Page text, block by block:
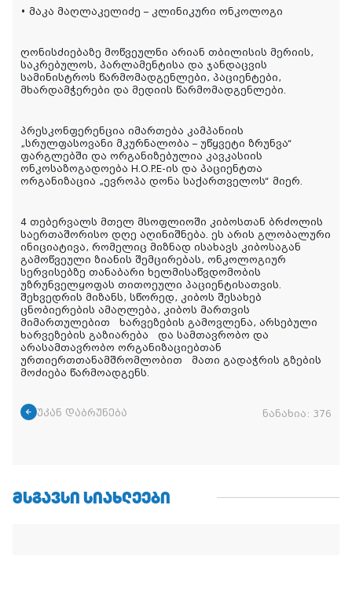
• მაკა მაღლაკელიძე – კლინიკური ონკოლოგი
ღონისძიებაზე მოწვეულნი არიან თბილისის მერიის,
საკრებულოს, პარლამენტისა და ჯანდაცვის
სამინისტროს წარმომადგენლები, პაციენტები,
მხარდამჭერები და მედიის წარმომადგენლები.
პრესკონფერენცია იმართება კამპანიის
„სრულფასოვანი მკურნალობა – უწყვეტი ზრუნვა“
ფარგლებში და ორგანიზებულია კავკასიის
ონკოსაზოგადოება H.O.P.E-ის და პაციენტთა
ორგანიზაცია „ევროპა დონა საქართველოს“ მიერ.
4 თებერვალს მთელ მსოფლიოში კიბოსთან ბრძოლის
საერთაშორისო დღე აღინიშნება. ეს არის გლობალური
ინიციატივა, რომელიც მიზნად ისახავს კიბოსაგან
გამოწვეული ზიანის შემცირებას, ონკოლოგიურ
სერვისებზე თანაბარი ხელმისაწვდომობის
უზრუნველყოფას თითოეული პაციენტისათვის.
შეხვედრის მიზანს, სწორედ, კიბოს შესახებ
ცნობიერების ამაღლება, კიბოს მართვის
მიმართულებით ხარვეზების გამოვლენა, არსებული
ხარვეზების გაზიარება და სამთავრობო და
არასამთავრობო ორგანიზაციებთან
ურთიერთთანამშრომლობით მათი გადაჭრის გზების
მოძიება წარმოადგენს.
უკან დაბრუნება ნანახია: 376
ᲛᲡᲒᲐᲕᲡᲘ ᲡᲘᲐᲮᲚᲔᲔᲑᲘ